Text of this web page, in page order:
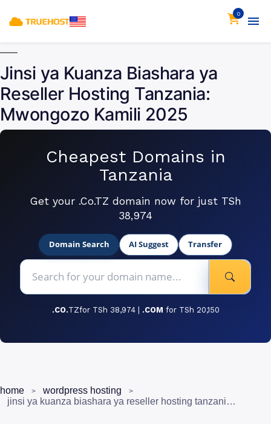
0
Jinsi ya Kuanza Biashara ya
Reseller Hosting Tanzania:
Mwongozo Kamili 2025
Cheapest Domains in
Tanzania
Get your .Co.TZ domain now for just TSh
38,974
Domain Search AI Suggest Transfer
.CO.TZfor TSh 38,974 | .COM for TSh 20,150
home
wordpress hosting
jinsi ya kuanza biashara ya reseller hosting tanzania: mwongozo kamili 2025